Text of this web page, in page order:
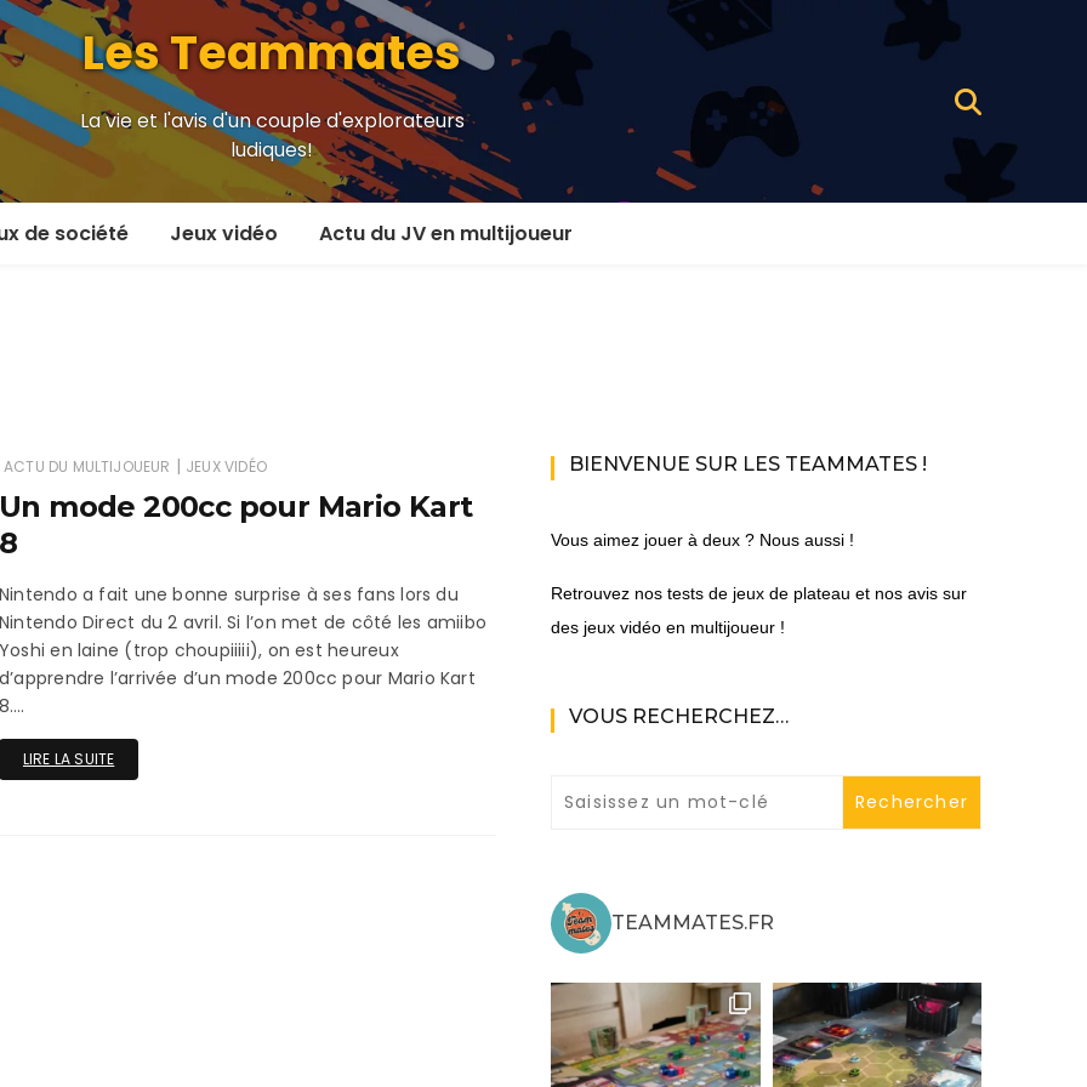
Les Teammates
La vie et l'avis d'un couple d'explorateurs
ludiques!
de société Jeux vidéo
En ligne
MMORPG
PS4
PS5
Actu du JV en multijoueur
ACTU DU MULTIJOUEUR | JEUX VIDÉO
mode 200cc pour Mario Kart
a fait une bonne surprise à ses fans lors du
Direct du 2 avril. Si l’on met de côté les amiibo
en laine (trop choupiiiii), on est heureux
l’arrivée d’un mode 200cc pour Mario Kart
LIRE LA SUITE
BIENVENUE SUR LES TEAMMATES !
Vous aimez jouer à deux ? Nous aussi !
Retrouvez nos tests de jeux de plateau et nos avis sur
des jeux vidéo en multijoueur !
VOUS RECHERCHEZ…
TEAMMATES.FR